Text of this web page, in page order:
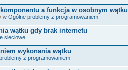
a funkcja w osobnym
w Ogólne problemy z programowaniem
wątku gdy brak internetu
sieciowe
wykonania wątku
z programowaniem